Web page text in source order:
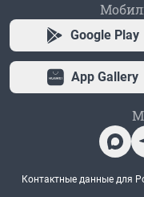
Google Play
App Gallery
Контактные данные для